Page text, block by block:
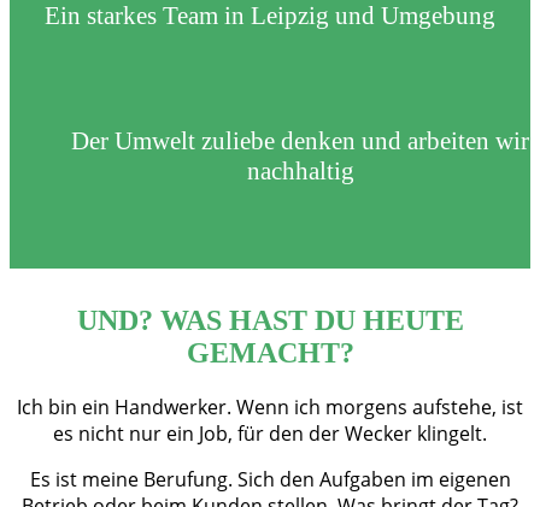
Ein starkes Team in Leipzig und Umgebung
Der Umwelt zuliebe denken und arbeiten wir
nachhaltig
UND? WAS HAST DU HEUTE
GEMACHT?
Ich bin ein Handwerker. Wenn ich morgens aufstehe, ist
es nicht nur ein Job, für den der Wecker klingelt.
Es ist meine Berufung. Sich den Aufgaben im eigenen